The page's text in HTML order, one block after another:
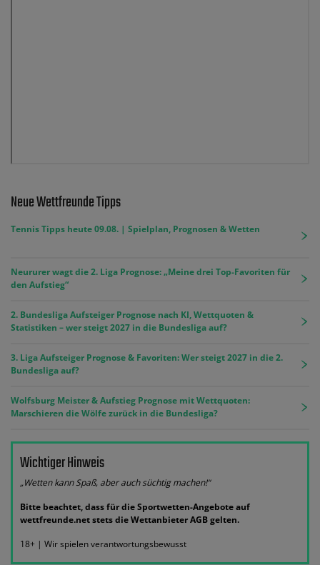
Neue Wettfreunde Tipps
Tennis Tipps heute 09.08. | Spielplan, Prognosen & Wetten
Neururer wagt die 2. Liga Prognose: „Meine drei Top-Favoriten für
den Aufstieg“
2. Bundesliga Aufsteiger Prognose nach KI, Wettquoten &
Statistiken – wer steigt 2027 in die Bundesliga auf?
3. Liga Aufsteiger Prognose & Favoriten: Wer steigt 2027 in die 2.
Bundesliga auf?
Wolfsburg Meister & Aufstieg Prognose mit Wettquoten:
Marschieren die Wölfe zurück in die Bundesliga?
Wichtiger Hinweis
„Wetten kann Spaß, aber auch süchtig machen!“
Bitte beachtet, dass für die Sportwetten-Angebote auf
wettfreunde.net stets die Wettanbieter AGB gelten.
18+ | Wir spielen verantwortungsbewusst